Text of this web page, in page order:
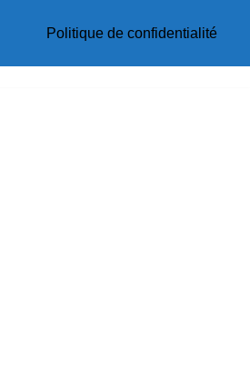
Politique de confidentialité